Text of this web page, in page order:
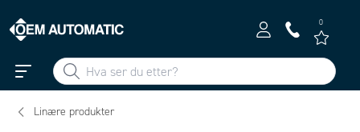
0
Linære produkter